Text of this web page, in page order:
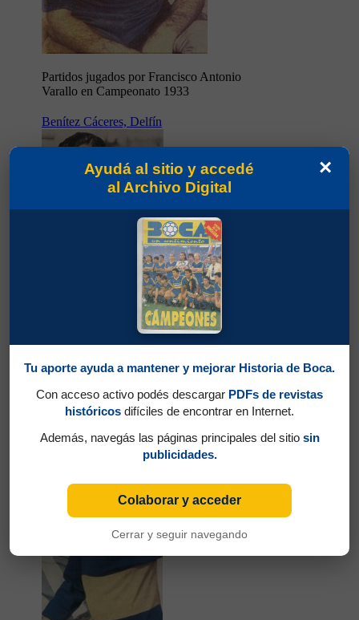
Partidos jugados por Francisco Antonio
Varallo en Campeonato 1933
Benítez Cáceres, Delfín
Partidos jugados por Delfín Benítez Cáceres
en Campeonato 1933
Alberino, Antonio Américo
×
Ayudá al sitio y accedé
al Archivo Digital
Tu aporte ayuda a mantener y mejorar Historia de Boca.
Con acceso activo podés descargar PDFs de revistas
históricos difíciles de encontrar en Internet.
Además, navegás las páginas principales del sitio sin
publicidades.
Colaborar y acceder
Cerrar y seguir navegando